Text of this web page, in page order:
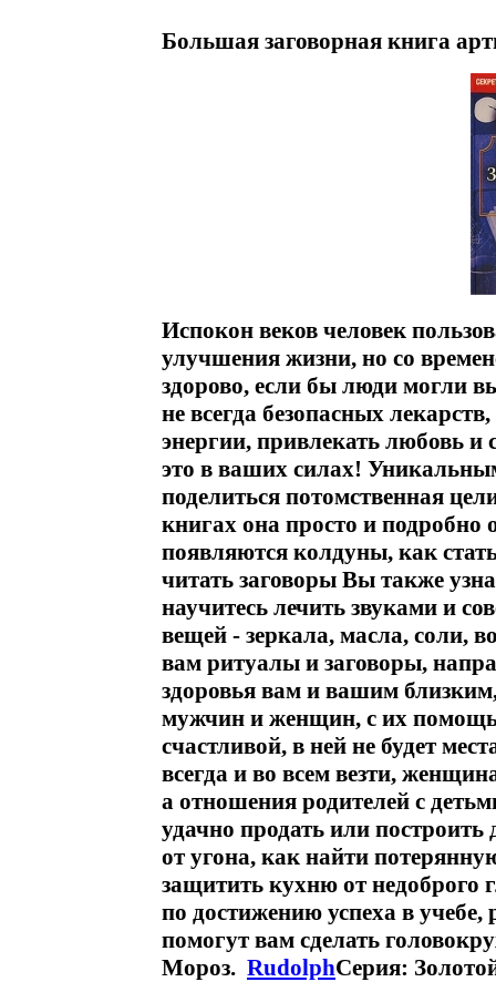
Большая заговорная книга
Испокон веков человек
улучшения жизни, но со
здорово, если бы люди могли
не всегда безопасных
энергии, привлекать любовь и
это в ваших силах!
поделиться потомственная
книгах она просто и подробно
появляются колдуны, как
читать заговоры Вы также
научитесь лечить звуками и
вещей - зеркала, масла, соли,
вам ритуалы и заговоры,
здоровья вам и вашим
мужчин и женщин, с их
счастливой, в ней не будет
всегда и во всем везти,
а отношения родителей с
удачно продать или
от угона, как найти
защитить кухню от недоброго
по достижению успеха в учебе,
помогут вам сделать
Мороз. RudolphСерия: